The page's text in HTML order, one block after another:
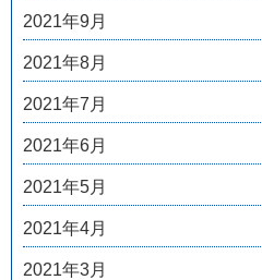
2021年9月
2021年8月
2021年7月
2021年6月
2021年5月
2021年4月
2021年3月